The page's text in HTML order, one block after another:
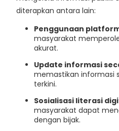
diterapkan antara lain:
Penggunaan
masyarakat
akurat.
Update informasi
memastikan informasi
terkini.
Sosialisasi literasi
masyarakat dapat
dengan bijak.